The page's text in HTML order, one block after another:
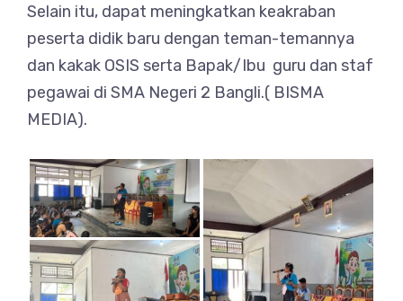
Selain itu, dapat meningkatkan keakraban
peserta didik baru dengan teman-temannya
dan kakak OSIS serta Bapak/Ibu guru dan staf
pegawai di SMA Negeri 2 Bangli.( BISMA
MEDIA).